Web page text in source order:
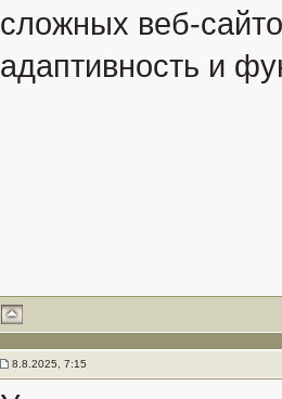
сложных веб-
адаптивность и
8.8.2025, 7:15